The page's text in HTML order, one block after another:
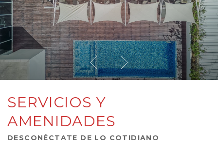
SERVICIOS Y
AMENIDADES
DESCONÉCTATE DE LO COTIDIANO